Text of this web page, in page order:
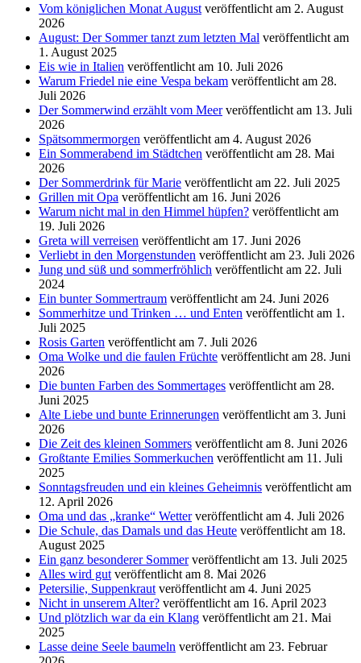
Vom königlichen Monat August veröffentlicht am 2. August
2026
August: Der Sommer tanzt zum letzten Mal veröffentlicht am
1. August 2025
Eis wie in Italien veröffentlicht am 10. Juli 2026
Warum Friedel nie eine Vespa bekam veröffentlicht am 28.
Juli 2026
Der Sommerwind erzählt vom Meer veröffentlicht am 13. Juli
2026
Spätsommermorgen veröffentlicht am 4. August 2026
Ein Sommerabend im Städtchen veröffentlicht am 28. Mai
2026
Der Sommerdrink für Marie veröffentlicht am 22. Juli 2025
Grillen mit Opa veröffentlicht am 16. Juni 2026
Warum nicht mal in den Himmel hüpfen? veröffentlicht am
19. Juli 2026
Greta will verreisen veröffentlicht am 17. Juni 2026
Verliebt in den Morgenstunden veröffentlicht am 23. Juli 2026
Jung und süß und sommerfröhlich veröffentlicht am 22. Juli
2024
Ein bunter Sommertraum veröffentlicht am 24. Juni 2026
Sommerhitze und Trinken … und Enten veröffentlicht am 1.
Juli 2025
Rosis Garten veröffentlicht am 7. Juli 2026
Oma Wolke und die faulen Früchte veröffentlicht am 28. Juni
2026
Die bunten Farben des Sommertages veröffentlicht am 28.
Juni 2025
Alte Liebe und bunte Erinnerungen veröffentlicht am 3. Juni
2026
Die Zeit des kleinen Sommers veröffentlicht am 8. Juni 2026
Großtante Emilies Sommerkuchen veröffentlicht am 11. Juli
2025
Sonntagsfreuden und ein kleines Geheimnis veröffentlicht am
12. April 2026
Oma und das „kranke“ Wetter veröffentlicht am 4. Juli 2026
Die Schule, das Damals und das Heute veröffentlicht am 18.
August 2025
Ein ganz besonderer Sommer veröffentlicht am 13. Juli 2025
Alles wird gut veröffentlicht am 8. Mai 2026
Petersilie, Suppenkraut veröffentlicht am 4. Juni 2025
Nicht in unserem Alter? veröffentlicht am 16. April 2023
Und plötzlich war da ein Klang veröffentlicht am 21. Mai
2025
Lasse deine Seele baumeln veröffentlicht am 23. Februar